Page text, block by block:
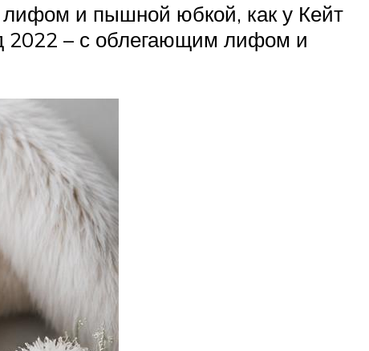
и пышной юбкой, как у Кейт
2022 – с облегающим лифом и